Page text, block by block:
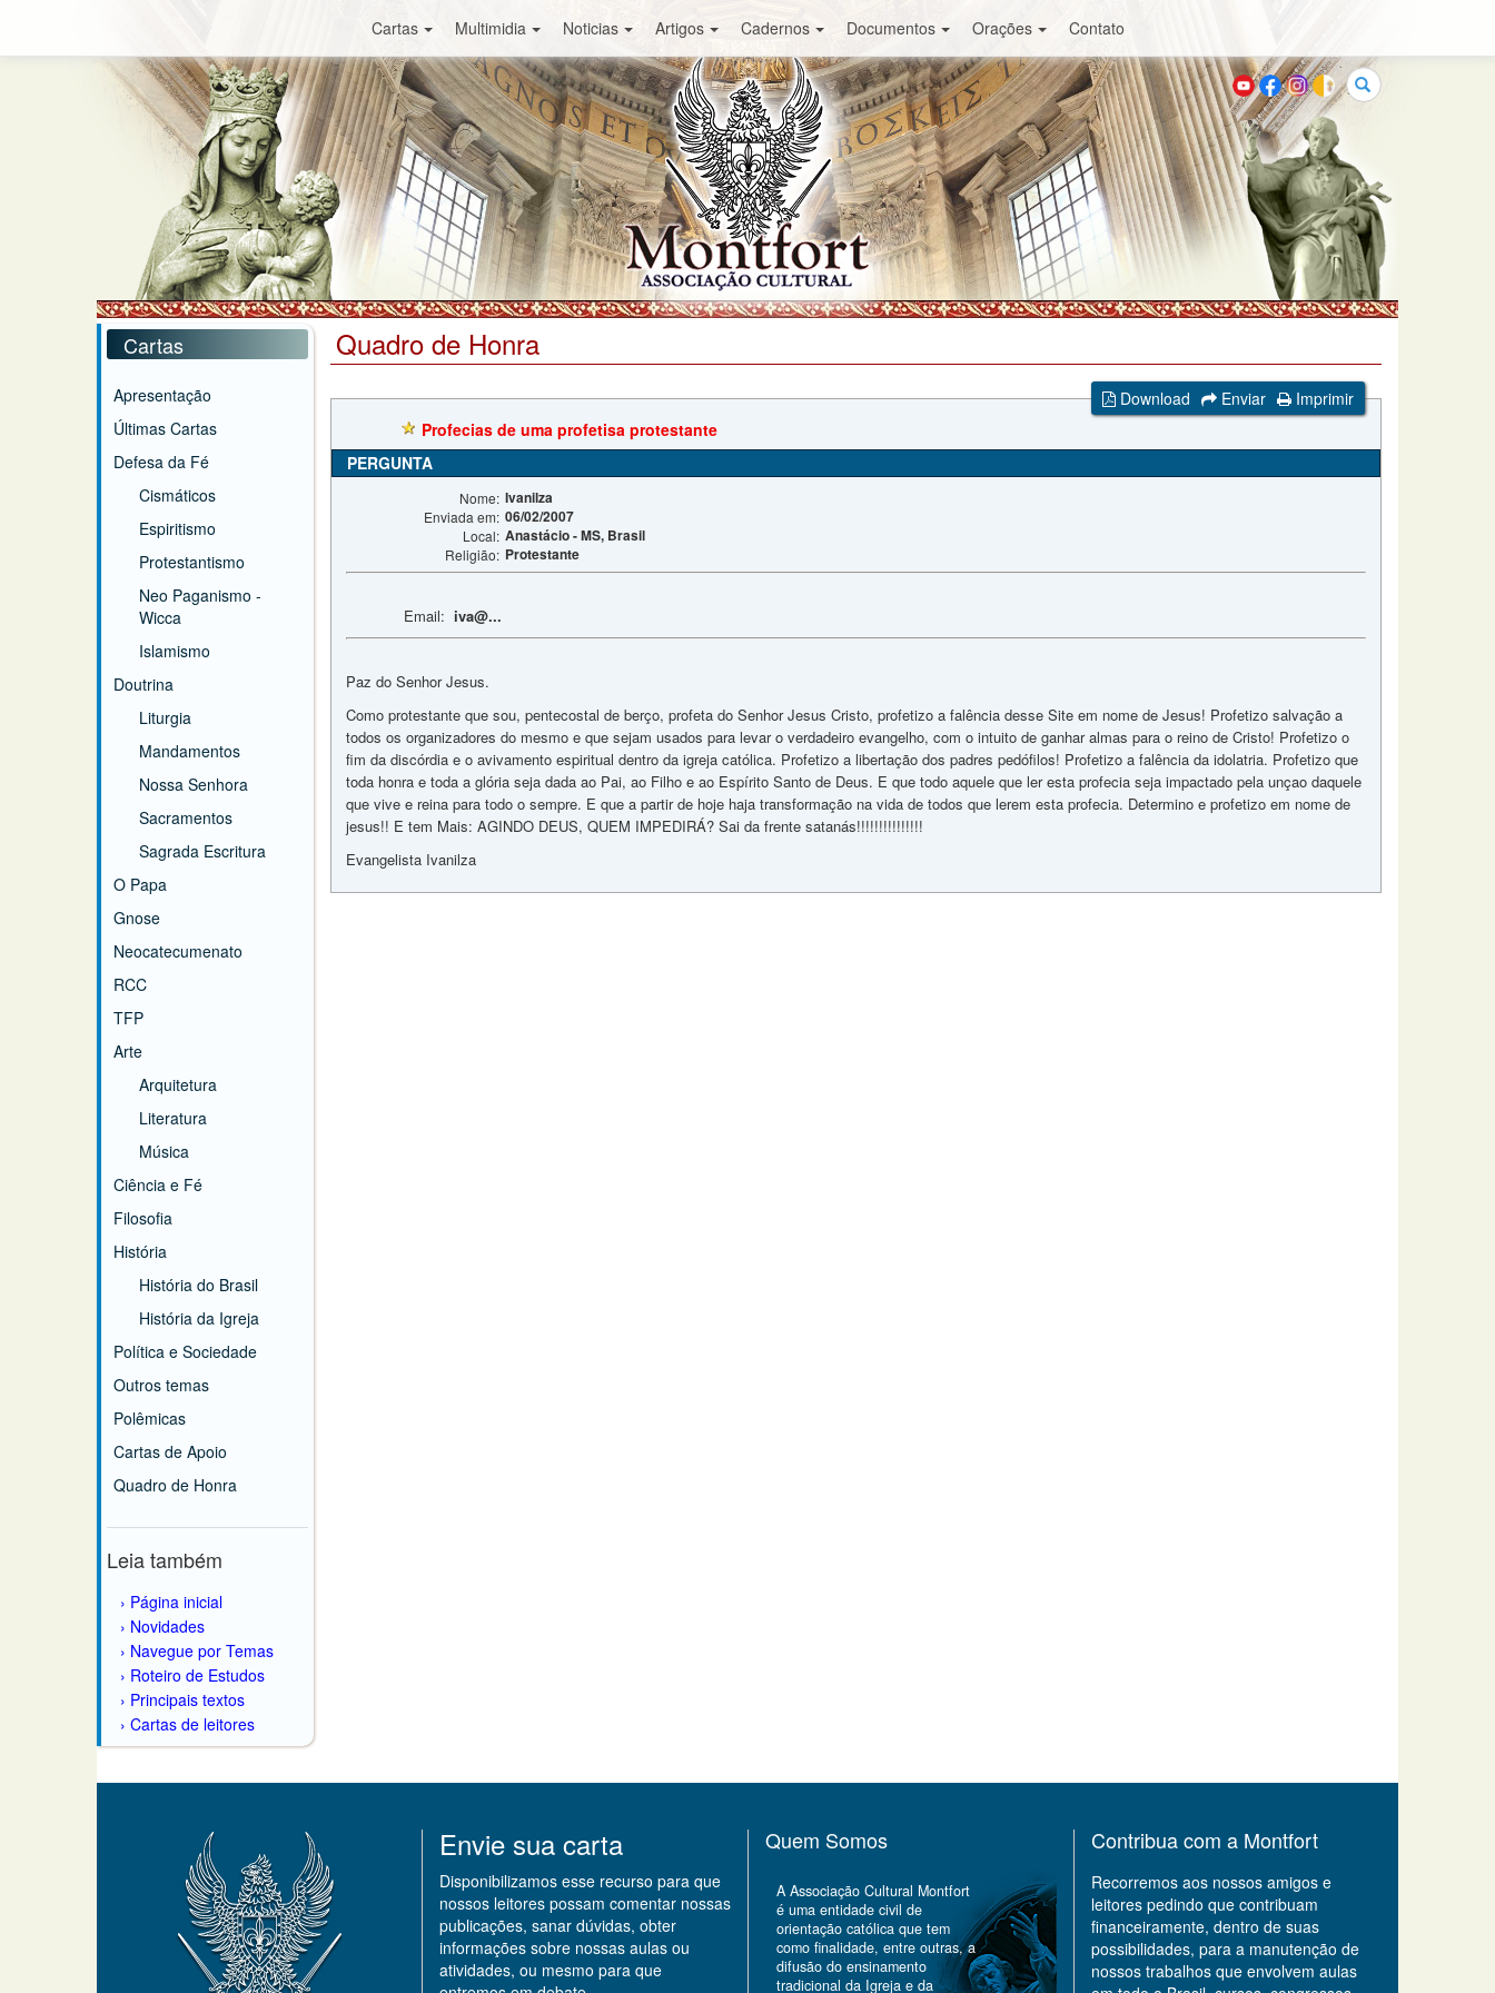
Cartas Multimidia Noticias Artigos Cadernos Documentos Orações Contato
Buscar
Cartas
Apresentação
Últimas Cartas
Defesa da Fé
Cismáticos
Espiritismo
Protestantismo
Neo Paganismo -
Wicca
Islamismo
Doutrina
Liturgia
Mandamentos
Nossa Senhora
Sacramentos
Sagrada Escritura
O Papa
Gnose
Neocatecumenato
RCC
TFP
Arte
Arquitetura
Literatura
Música
Ciência e Fé
Filosofia
História
História do Brasil
História da Igreja
Política e Sociedade
Outros temas
Polêmicas
Cartas de Apoio
Quadro de Honra
Leia também
Página inicial
Novidades
Navegue por Temas
Roteiro de Estudos
Principais textos
Cartas de leitores
Quadro de Honra
Download Enviar
Imprimir
Profecias de uma profetisa protestante
PERGUNTA
Nome: Ivanilza
Enviada em: 06/02/2007
Local: Anastácio - MS, Brasil
Religião: Protestante
Email: iva@...
Paz do Senhor Jesus.
Como protestante que sou, pentecostal de berço, profeta do Senhor Jesus Cristo, profetizo a falência desse Site em nome de Jesus! Profetizo salvação a
todos os organizadores do mesmo e que sejam usados para levar o verdadeiro evangelho, com o intuito de ganhar almas para o reino de Cristo! Profetizo o
fim da discórdia e o avivamento espiritual dentro da igreja católica. Profetizo a libertação dos padres pedófilos! Profetizo a falência da idolatria. Profetizo que
toda honra e toda a glória seja dada ao Pai, ao Filho e ao Espírito Santo de Deus. E que todo aquele que ler esta profecia seja impactado pela unçao daquele
que vive e reina para todo o sempre. E que a partir de hoje haja transformação na vida de todos que lerem esta profecia. Determino e profetizo em nome de
jesus!! E tem Mais: AGINDO DEUS, QUEM IMPEDIRÁ? Sai da frente satanás!!!!!!!!!!!!!!!
Evangelista Ivanilza
Envie sua carta
Disponibilizamos esse recurso para que
nossos leitores possam comentar nossas
publicações, sanar dúvidas, obter
informações sobre nossas aulas ou
atividades, ou mesmo para que
Quem Somos
A Associação Cultural Montfort
é uma entidade civil de
orientação católica que tem
como finalidade, entre outras, a
difusão do ensinamento
tradicional da Igreja e da
Contribua com a Montfort
Recorremos aos nossos amigos e
leitores pedindo que contribuam
financeiramente, dentro de suas
possibilidades, para a manutenção de
nossos trabalhos que envolvem aulas